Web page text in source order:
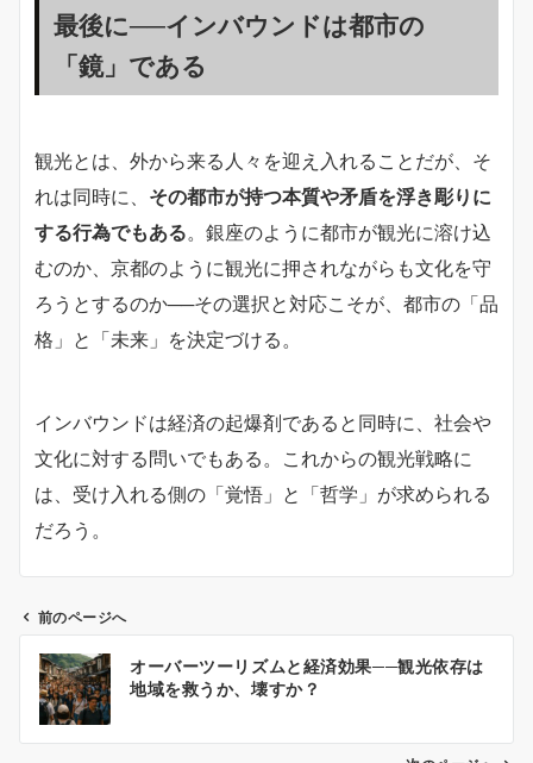
最後に──インバウンドは都市の
「鏡」である
観光とは、外から来る人々を迎え入れることだが、そ
れは同時に、 その都市が持つ本質や矛盾を浮き彫りに
する行為でもある。銀座のように都市が観光に溶け込
むのか、京都のように観光に押されながらも文化を守
ろうとするのか──その選択と対応こそが、都市の「品
格」と「未来」を決定づける。
インバウンドは経済の起爆剤であると同時に、社会や
文化に対する問いでもある。これからの観光戦略に
は、受け入れる側の「覚悟」と「哲学」が求められる
だろう。
ビ
前のページへ
オーバーツーリズムと経済効果──観光依存は
地域を救うか、壊すか？